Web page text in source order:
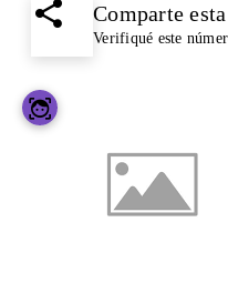
Comparte
Verifiqué este